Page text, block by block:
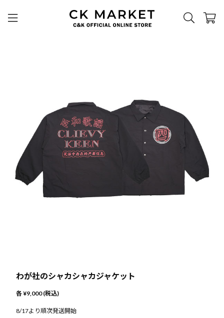
わが社のシャカシャカジャケット
各 ¥9,000 (税込)
8/17より順次発送開始